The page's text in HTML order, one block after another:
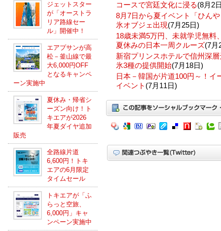
ジェットスター
が「オーストラ
リア路線セー
ル」開催中！
エアプサンが高
松－釜山線で最
大6,000円OFF
となるキャンペ
ーン実施中
夏休み・帰省シ
ーズン向け！ト
キエアが2026
年夏ダイヤ追加
販売
全路線片道
6,600円！トキ
エアの6月限定
タイムセール
トキエアが「ふ
らっと空旅、
6,000円」キャ
ンペーン実施中
コースで宮廷文化に浸る(8月2
8月7日から夏イベント「ひん
氷オブジェ出現(7月25日)
18歳未満5万円、未就学児無料
夏休みの日本一周クルーズ(7月
新宿プリンスホテルで信州深
氷3種の提供開始(7月18日)
日本－韓国が片道100円～！イ
イベント (7月11日)